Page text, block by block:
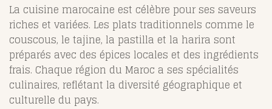
La cuisine marocaine est célèbre pour ses saveurs
riches et variées. Les plats traditionnels comme le
couscous, le tajine, la pastilla et la harira sont
préparés avec des épices locales et des ingrédients
frais. Chaque région du Maroc a ses spécialités
culinaires, reflétant la diversité géographique et
culturelle du pays.